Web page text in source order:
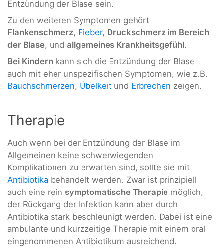
Entzündung der Blase sein.
Zu den weiteren Symptomen gehört
Flankenschmerz, Fieber, Druckschmerz im Bereich
der Blase, und allgemeines Krankheitsgefühl.
Bei Kindern kann sich die Entzündung der Blase
auch mit eher unspezifischen Symptomen, wie z.B.
Bauchschmerzen, Übelkeit und Erbrechen zeigen.
Therapie
Auch wenn bei der Entzündung der Blase im
Allgemeinen keine schwerwiegenden
Komplikationen zu erwarten sind, sollte sie mit
Antibiotika behandelt werden. Zwar ist prinzipiell
auch eine rein symptomatische Therapie möglich,
der Rückgang der Infektion kann aber durch
Antibiotika stark beschleunigt werden. Dabei ist eine
ambulante und kurzzeitige Therapie mit einem oral
eingenommenen Antibiotikum ausreichend.